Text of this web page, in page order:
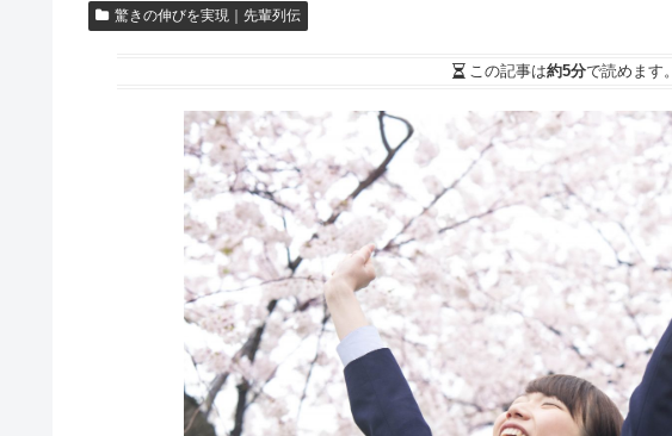
驚きの伸びを実現｜先輩列伝
この記事は約5分で読めます。